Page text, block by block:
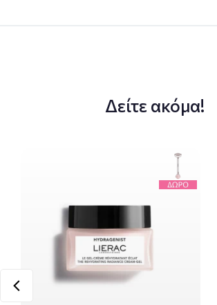
Δείτε ακόμα!